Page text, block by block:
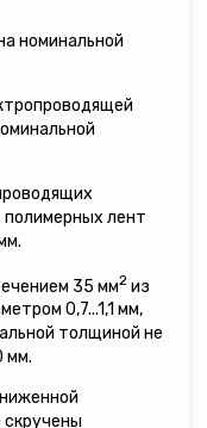
номинальной
лент
35 мм2 из
0,7...1,1 мм,
толщиной не
мм.
скручены